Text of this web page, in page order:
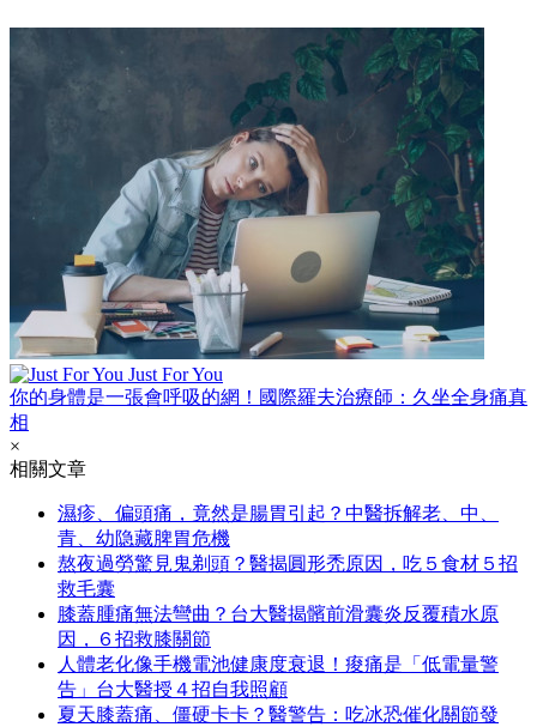
Just For You
你的身體是一張會呼吸的網！國際羅夫治療師：久坐全身痛真
相
×
相關文章
濕疹、偏頭痛，竟然是腸胃引起？中醫拆解老、中、
青、幼隐藏脾胃危機
熬夜過勞驚見鬼剃頭？醫揭圓形禿原因，吃５食材５招
救毛囊
膝蓋腫痛無法彎曲？台大醫揭髕前滑囊炎反覆積水原
因，６招救膝關節
人體老化像手機電池健康度衰退！痠痛是「低電量警
告」台大醫授４招自我照顧
夏天膝蓋痛、僵硬卡卡？醫警告：吃冰恐催化關節發